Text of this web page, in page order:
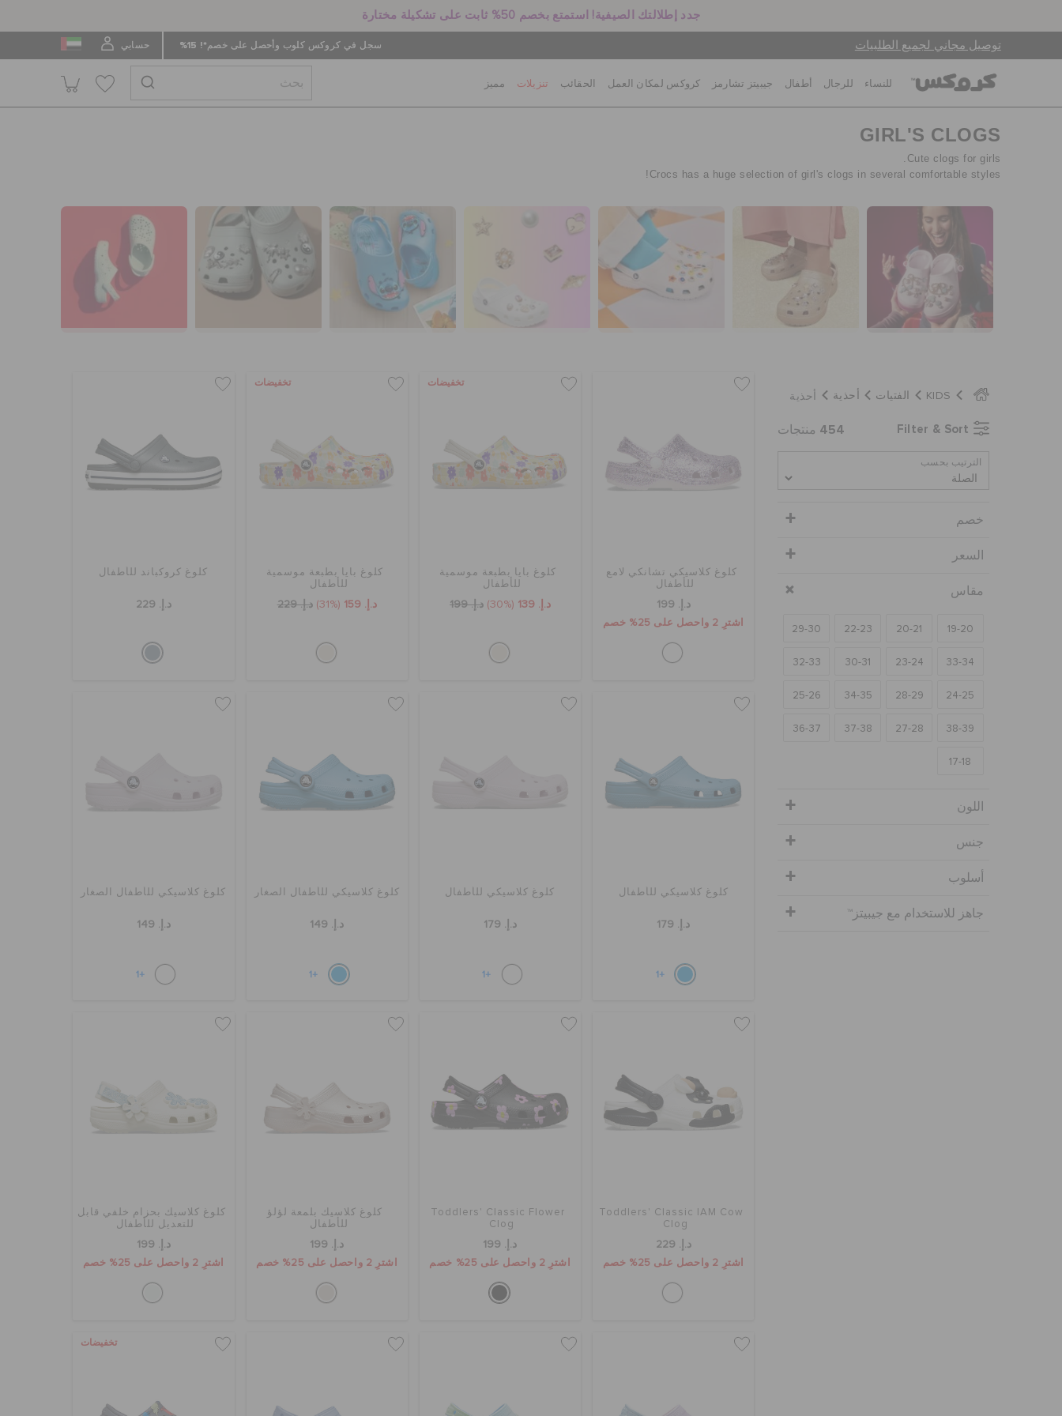
جدد إطلالتك الصيفية! استمتع بخصم 50% ثابت على تشكيلة مختارة
توصيل مجاني لجميع الطلبيات سجل في كروكس كلوب وأحصل على خصم*! 15% حسابي
للنساء للرجال أطفال جيبيتز تشارمز كروكس لمكان العمل الحقائب تنزيلات مميز
GIRL'S CLOGS
Cute clogs for girls.
Crocs has a huge selection of girl's clogs in several comfortable styles!
KIDS الفتيات أحذية أحذية
Filter & Sort
454 منتجات
الترتيب بحسب
خصم
السعر
مقاس
19-20
20-21
22-23
29-30
33-34
23-24
30-31
32-33
24-25
28-29
34-35
25-26
38-39
27-28
37-38
36-37
17-18
اللون
جنس
أسلوب
جاهز للاستخدام مع جيبيتز™
كلوغ كلاسيكي تشانكي لامع
للأطفال
د.إ. 199
اشترِ 2 واحصل على 25% خصم
تخفيضات
كلوغ بايا بطبعة موسمية
للأطفال
د.إ. 139 (30%) د.إ. 199
تخفيضات
كلوغ بايا بطبعة موسمية
للأطفال
د.إ. 159 (31%) د.إ. 229
كلوغ كروكباند للأطفال
د.إ. 229
كلوغ كلاسيكي للأطفال
د.إ. 179
+1
كلوغ كلاسيكي للأطفال
د.إ. 179
+1
كلوغ كلاسيكي للأطفال الصغار
د.إ. 149
+1
كلوغ كلاسيكي للأطفال الصغار
د.إ. 149
+1
Toddlers' Classic IAM Cow
Clog
د.إ. 229
اشترِ 2 واحصل على 25% خصم
Toddlers' Classic Flower
Clog
د.إ. 199
اشترِ 2 واحصل على 25% خصم
كلوغ كلاسيك بلمعة لؤلؤ
للأطفال
د.إ. 199
اشترِ 2 واحصل على 25% خصم
كلوغ كلاسيك بحزام خلفي قابل
للتعديل للأطفال
د.إ. 199
اشترِ 2 واحصل على 25% خصم
تخفيضات